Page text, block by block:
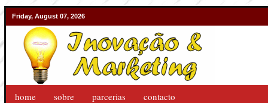
Friday, August 07, 2026
home sobre parcerias contacto